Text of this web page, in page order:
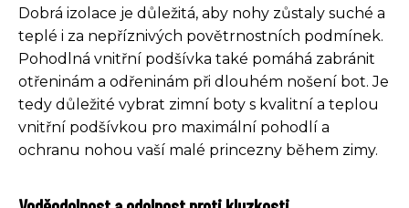
Dobrá izolace je důležitá, aby nohy zůstaly suché a
teplé i za nepříznivých povětrnostních podmínek.
Pohodlná vnitřní podšívka také pomáhá zabránit
otřeninám a odřeninám při dlouhém nošení bot. Je
tedy důležité vybrat zimní boty s kvalitní a teplou
vnitřní podšívkou pro maximální pohodlí a
ochranu nohou vaší malé princezny během zimy.